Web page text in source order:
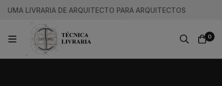
UMA LIVRARIA DE ARQUITECTO PARA ARQUITECTOS
0